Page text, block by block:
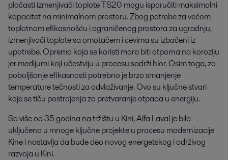
pločasti izmenjivači toplote TS20 mogu isporučiti maksimalni
kapacitet na minimalnom prostoru. Zbog potrebe za većom
toplotnom efikasnošću i ograničenog prostora za ugradnju,
izmenjivači toplote sa omotačem i cevima su izbačeni iz
upotrebe. Oprema koja se koristi mora biti otporna na koroziju
jer medijumi koji učestviju u procesu sadrži hlor. Osim toga, za
poboljšanje efikasnosti potrebno je brzo smanjenje
temperature tečnosti za odvlaživanje. Ovo su ključne stvari
koje se tiču postrojenja za pretvaranje otpada u energiju.
Sa više od 35 godina na tržištu u Kini, Alfa Laval je bila
uključena u mnoge ključne projekte u procesu modernizacije
Kine i nastavlja da bude deo novog energetskog i održivog
razvoja u Kini.